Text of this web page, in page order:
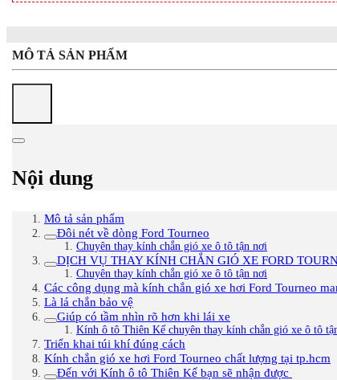
MÔ TẢ SẢN PHẨM
Nội dung
Mô tả sản phẩm
Đôi nét về dòng Ford Tourneo
Chuyên thay kính chắn gió xe ô tô tận nơi
DỊCH VỤ THAY KÍNH CHẮN GIÓ XE FORD
Chuyên thay kính chắn gió xe ô tô tận nơi
Các công dụng mà kính chắn gió xe hơi Ford Tourneo
Là lá chắn bảo vệ
Giúp có tầm nhìn rõ hơn khi lái xe
Kính ô tô Thiên Kế chuyên thay kính chắn gió xe ô tô
Triển khai túi khí đúng cách
Kính chắn gió xe hơi Ford Tourneo chất lượng tại tp.hcm
Đến với Kính ô tô Thiên Kế bạn sẽ nhận được